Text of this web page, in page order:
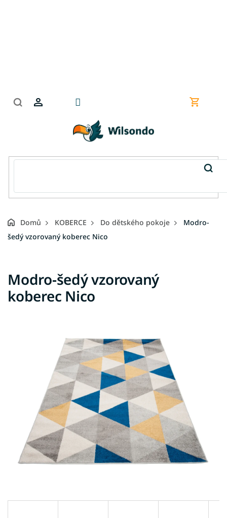
Nákupní
Domů KOBERCE Do dětského pokoje
Modro-
šedý vzorovaný koberec Nico
Modro-šedý vzorovaný
koberec Nico